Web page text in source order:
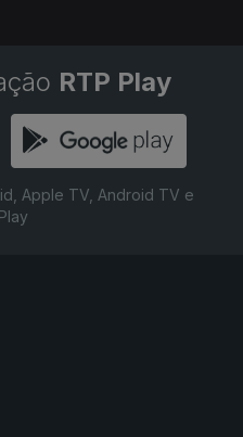
RTP Play
Apple TV, Android TV e